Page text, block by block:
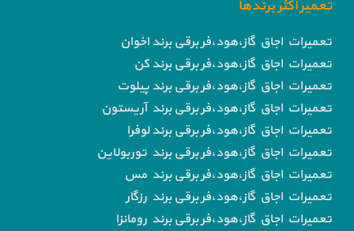
تعمیر اکثر برندها
تعمیرات اجاق گاز،هود،فر برقی برند اخوان
تعمیرات اجاق گاز،هود،فر برقی برند کن
تعمیرات اجاق گاز،هود،فر برقی برند پیلوت
تعمیرات اجاق گاز،هود،فر برقی برند آریستون
تعمیرات اجاق گاز،هود،فر برقی برند لوفرا
تعمیرات اجاق گاز،هود،فر برقی برند توربولاین
تعمیرات اجاق گاز،هود،فر برقی برند مس
تعمیرات اجاق گاز،هود،فر برقی برند رزگار
تعمیرات اجاق گاز،هود،فر برقی برند رومانزا